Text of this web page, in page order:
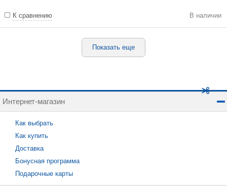
К сравнению В наличии
Показать еще
Интернет-магазин
Как выбрать
Как купить
Доставка
Бонусная программа
Подарочные карты